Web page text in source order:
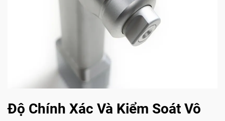
Độ Chính Xác Và Kiểm Soát Vô